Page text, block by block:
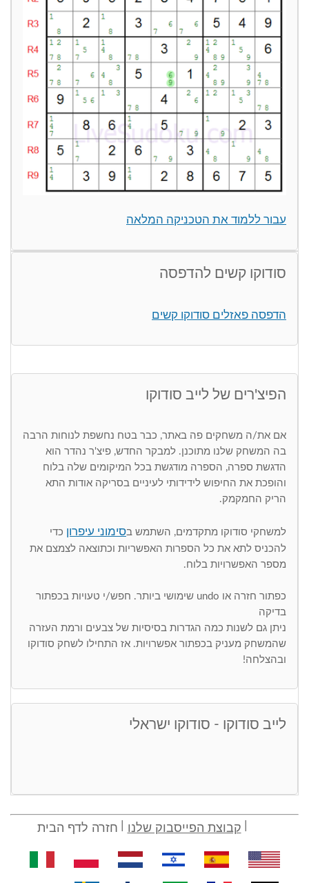
עבור ללמוד את הטכניקה המלאה
סודוקו קשים להדפסה
הדפסה פאזלים סודוקו קשים
הפיצ'רים של לייב סודוקו
אם את/ה משחקים פה באתר, כבר בטח נחשפת לנוחות הרבה
בה המשחק שלנו מתוכנן. למבקר החדש, פיצ'ר נהדר הוא
הדגשת ספרה, הספרה מודגשת בכל המיקומים שלה בלוח
והופכת את החיפוש לידידותי לעיניים בסריקה אודות התא
הריק החמקמק.
למשחקי סודוקו מתקדמים, השתמש בסימוני עיפרון כדי
להכניס לתא את כל הספרות האפשריות וכתוצאה לצמצם את
מספר האפשרויות בלוח.
כפתור חזרה או undo שימושי ביותר. חפש/י טעויות בכפתור
בדיקה
ניתן גם לשנות כמה הגדרות בסיסיות של צבעים ורמת העזרה
שהמשחק מעניק בכפתור אפשרויות. אז התחילו לשחק סודוקו
ובהצלחה!
לייב סודוקו - סודוקו ישראלי
קבוצת הפייסבוק שלנו חזרה לדף הבית